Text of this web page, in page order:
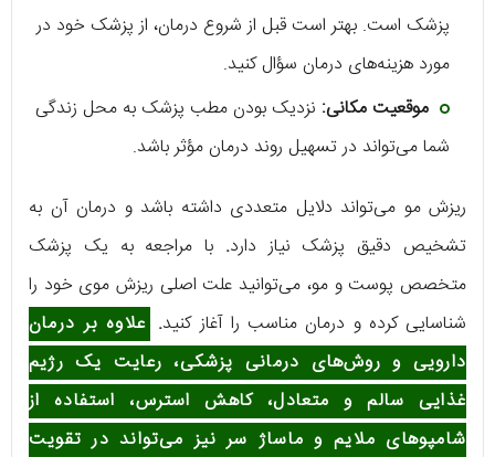
پزشک است. بهتر است قبل از شروع درمان، از پزشک خود در
مورد هزینه‌های درمان سؤال کنید.
موقعیت مکانی: نزدیک بودن مطب پزشک به محل زندگی
شما می‌تواند در تسهیل روند درمان مؤثر باشد.
ریزش مو می‌تواند دلایل متعددی داشته باشد و درمان آن به
تشخیص دقیق پزشک نیاز دارد. با مراجعه به یک پزشک
متخصص پوست و مو، می‌توانید علت اصلی ریزش موی خود را
شناسایی کرده و درمان مناسب را آغاز کنید. علاوه بر درمان
دارویی و روش‌های درمانی پزشکی، رعایت یک رژیم
غذایی سالم و متعادل، کاهش استرس، استفاده از
شامپوهای ملایم و ماساژ سر نیز می‌تواند در تقویت